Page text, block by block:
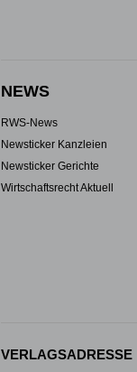
NEWS
RWS-News
Newsticker Kanzleien
Newsticker Gerichte
Wirtschaftsrecht Aktuell
VERLAGSADRESSE